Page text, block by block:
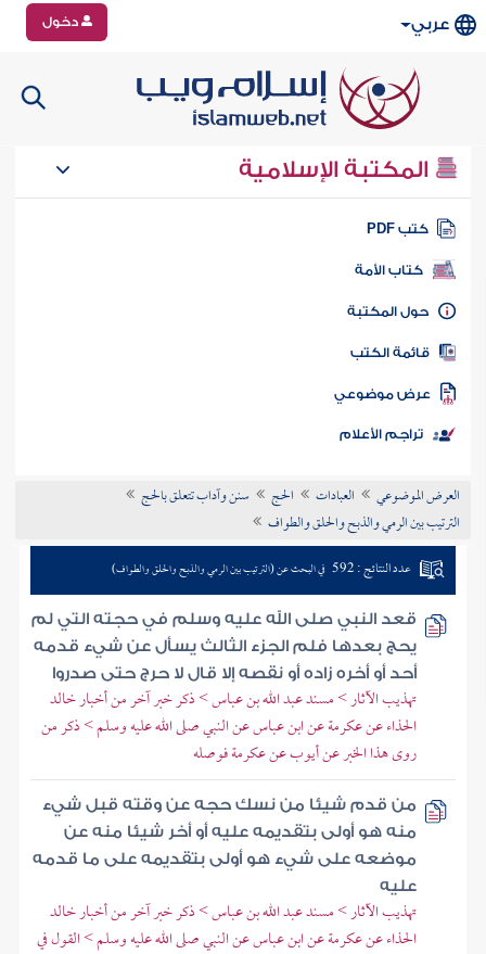
عربي دخول
المكتبة الإسلامية
كتب PDF
كتاب الأمة
المكتبة
الكتب
موضوعي
تراجم الأعلام
العرض الموضوعي العبادات الحج
سنن وآداب تتعلق بالحج
الترتيب بين الرمي والذبح والحلق والطواف
عدد النتائج : 592 في البحث عن (الترتيب بين الرمي والذبح والحلق والطواف)
قعد النبي صلى الله عليه وسلم في حجته التي لم
يحج بعدها فلم الجزء الثالث يسأل عن شيء قدمه
أحد أو أخره زاده أو نقصه إلا قال لا حرج حتى صدروا
تهذيب الآثار > مسند عبد الله بن عباس > ذكر خبر آخر من أخبار خالد
الحذاء عن عكرمة عن ابن عباس عن النبي صلى الله عليه وسلم > ذكر من
روى هذا الخبر عن أيوب عن عكرمة فوصله
من قدم شيئا من نسك حجه عن وقته قبل شيء
منه هو أولى بتقديمه عليه أو أخر شيئا منه عن
موضعه على شيء هو أولى بتقديمه على ما قدمه
عليه
تهذيب الآثار > مسند عبد الله بن عباس > ذكر خبر آخر من أخبار خالد
الحذاء عن عكرمة عن ابن عباس عن النبي صلى الله عليه وسلم > القول في